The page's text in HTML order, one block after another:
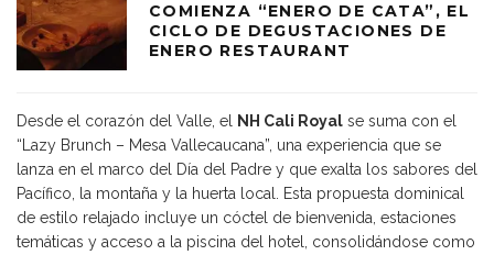
COMIENZA “ENERO DE CATA”, EL
CICLO DE DEGUSTACIONES DE
ENERO RESTAURANT
Desde el corazón del Valle, el NH Cali Royal se suma con el
“Lazy Brunch – Mesa Vallecaucana”, una experiencia que se
lanza en el marco del Día del Padre y que exalta los sabores del
Pacífico, la montaña y la huerta local. Esta propuesta dominical
de estilo relajado incluye un cóctel de bienvenida, estaciones
temáticas y acceso a la piscina del hotel, consolidándose como